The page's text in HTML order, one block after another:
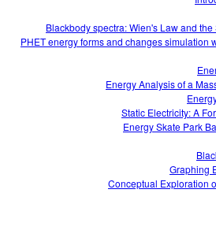
Blackbody spectra: Wien's Law and
PHET energy forms and changes simulation
Energy Analysis of a
Static Electricity: A
Energy Skate Park
Graphing
Conceptual Exploration